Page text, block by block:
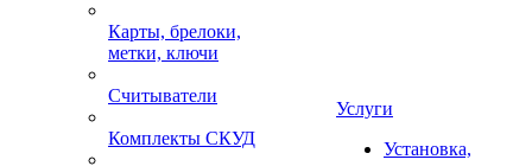
Карты, брелоки,
метки, ключи
Считыватели
Комплекты СКУД
Услуги
Установка,